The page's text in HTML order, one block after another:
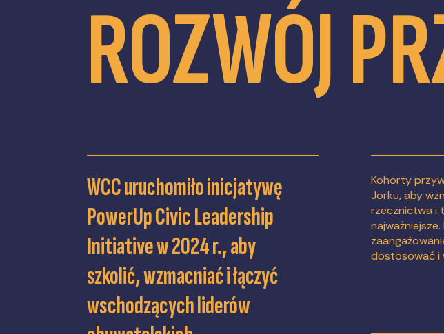
ROZWÓJ
WCC uruchomiło inicjatywę
PowerUp Civic Leadership
Initiative w 2024 r., aby
szkolić, wzmacniać i łączyć
wschodzących liderów
Kohorty
Jorku, aby
rzecznictwa i
dostosować i